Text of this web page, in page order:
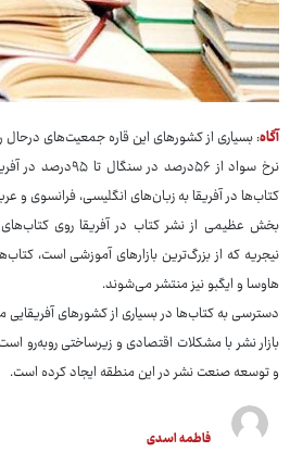
آگاه: بسیاری از کشورهای این قاره جمعیت‌های درحال
نرخ سواد از ۵۶درصد
کتاب‌ها در آفریقا به زبان‌های انگلیسی، فرانسوی و
بخش عظیمی از نشر کتاب در آفریقا روی
نیجریه که از بزرگ‌ترین بازارهای آموزشی است،
هاوسا و ایگبو نیز منتشر می‌شوند.
دسترسی به کتاب‌ها در بسیاری از کشورهای
بازار نشر با مشکلات اقتصادی و زیرساختی روبه‌رو
و توسعه صنعت نشر در این منطقه ایجاد کرده است.
فاطمه اسدی